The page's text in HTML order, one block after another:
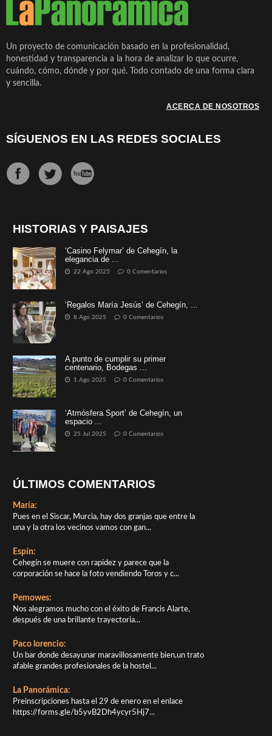
Un proyecto de comunicación basado en la profesionalidad,
honestidad y transparencia a la hora de analizar lo que ocurre,
cuándo, cómo, dónde y por qué. Todo contado de una forma clara
y sencilla.
ACERCA DE NOSOTROS
SÍGUENOS EN LAS REDES SOCIALES
HISTORIAS Y PAISAJES
‘Casino Felymar’ de Cehegín, la
elegancia de ...
22 Ago 2025 0 Comentarios
‘Regalos María Jesús’ de Cehegín, ...
8 Ago 2025 0 Comentarios
A punto de cumplir su primer
centenario, Bodegas ...
1 Ago 2025 0 Comentarios
‘Atmósfera Sport’ de Cehegín, un
espacio ...
25 Jul 2025 0 Comentarios
ÚLTIMOS COMENTARIOS
María:
Pues en el Siscar, Murcia, hay dos granjas que entre la
una y la otra los vecinos vamos con gan...
Espín:
Cehegín se muere con rapidez y parece que la
corporación se hace la foto vendiendo Toros y c...
Pemowes:
Nos alegramos mucho con el éxito de Francis Alarte,
después de una brillante trayectoria...
Paco lorencio:
Un bar donde desayunar maravillosamente bien,un trato
afable grandes profesionales de la hostel...
La Panorámica:
Preinscripciones hasta el 29 de enero en el enlace
https://forms.gle/b5yvB2Dh4ycyr5Hj7...